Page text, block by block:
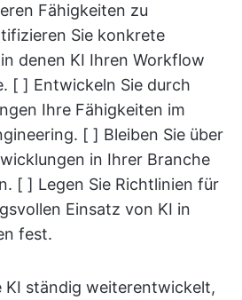
Fähigkeiten zu
Sie konkrete
denen KI Ihren Workflow
[ ] Entwickeln Sie durch
Ihre Fähigkeiten im
[ ] Bleiben Sie über
in Ihrer Branche
[ ] Legen Sie Richtlinien für
Einsatz von KI in
fest.
KI ständig weiterentwickelt,